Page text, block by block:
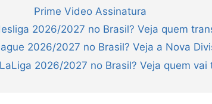
Prime Video Assinatura
2026/2027 no Brasil? Veja quem
2026/2027 no Brasil? Veja a Nova
2026/2027 no Brasil? Veja quem vai